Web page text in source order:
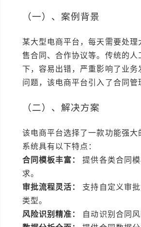
（一）、案例背景
某大型电商平台，每天需要处理
售合同、合作协议等。传统的
下，容易出错，严重影响了业
问题，该电商平台引入了合同管
（二）、解决方案
该电商平台选择了一款功能强大
系统具有以下特点：
合同模板丰富：
提供各类合同
求。
审批流程灵活：
支持自定义审
类型。
风险识别精准：
自动识别合同